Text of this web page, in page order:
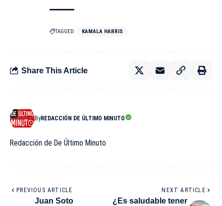
TAGGED: KAMALA HARRIS
Share This Article
ByREDACCIÓN DE ÚLTIMO MINUTO
Redacción de De Último Minuto
PREVIOUS ARTICLE
Juan Soto
NEXT ARTICLE
¿Es saludable tener